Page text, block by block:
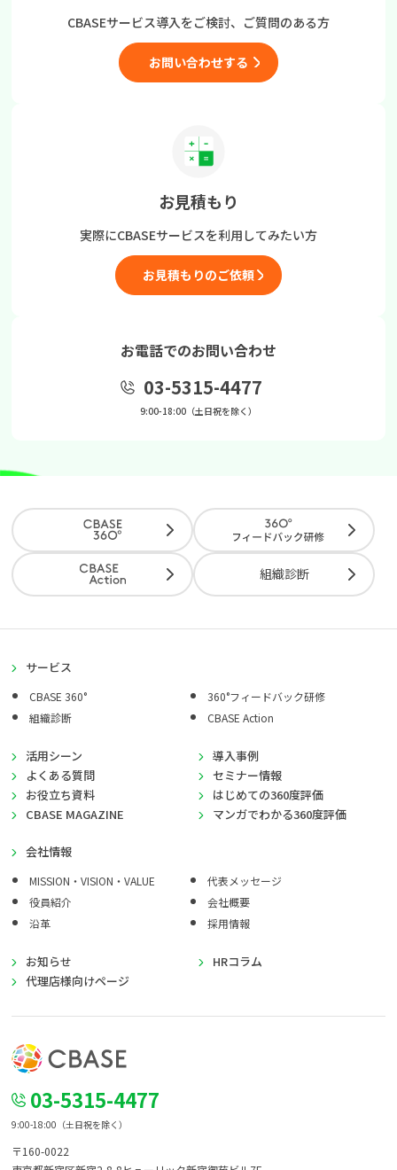
CBASEサービス導入をご検討、 ご質問のある方
お問い合わせする
お見積もり
実際にCBASEサービスを利用してみたい方
お見積もりのご依頼
お電話でのお問い合わせ
03-5315-4477
9:00-18:00（土日祝を除く）
組織診断
サービス
CBASE 360°
360°フィードバック研修
組織診断
CBASE Action
活用シーン
導入事例
よくある質問
セミナー情報
お役立ち資料
はじめての360度評価
CBASE MAGAZINE
マンガでわかる360度評価
会社情報
MISSION・VISION・VALUE
代表メッセージ
役員紹介
会社概要
沿革
採用情報
お知らせ
HRコラム
代理店様向けページ
03-5315-4477
9:00-18:00（土日祝を除く）
〒160-0022